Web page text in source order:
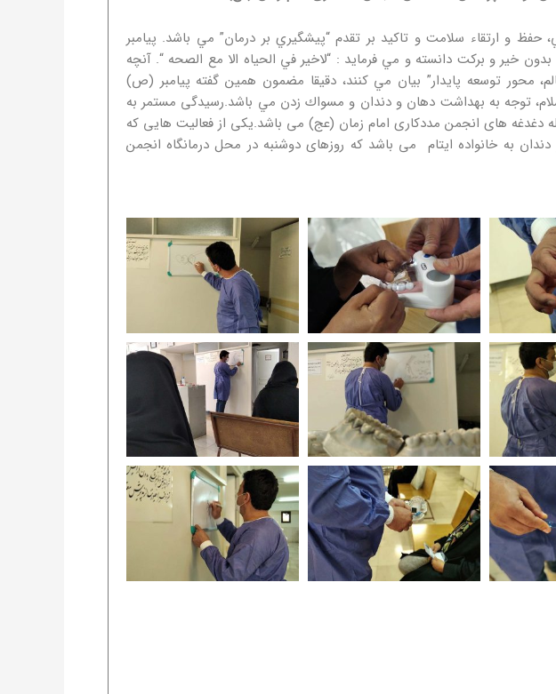
و ارتقاء سلامت و تاكيد بر تقدم “پيشگيري بر درمان” مي باشد. پيامبر
خير و بركت دانسته و مي فرمايد : “لاخير في الحياه الا مع الصحه “. آنچه
محور توسعه پايدار” بيان مي كنند، دقيقا مضمون همين گفته پيامبر (ص)
توجه به بهداشت دهان و دندان و مسواك زدن مي باشد.رسیدگی مستمر به
های انجمن مددکاری امام زمان (عج) می باشد.یکی از فعالیت هایی که
به خانواده ایتام می باشد که روزهای دوشنبه در محل درمانگاه انجمن